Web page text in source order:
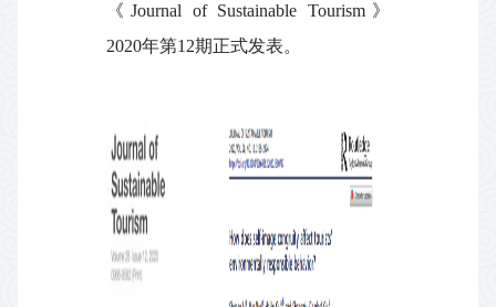
《 Journal of Sustainable Tourism 》
2020年第12期正式发表。